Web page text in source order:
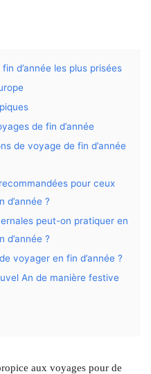
d’année les plus prisées
de fin d’année
de voyage de fin d’année
pour ceux
d’année ?
peut-on pratiquer en
d’année ?
voyager en fin d’année ?
An de manière festive
aux voyages pour de